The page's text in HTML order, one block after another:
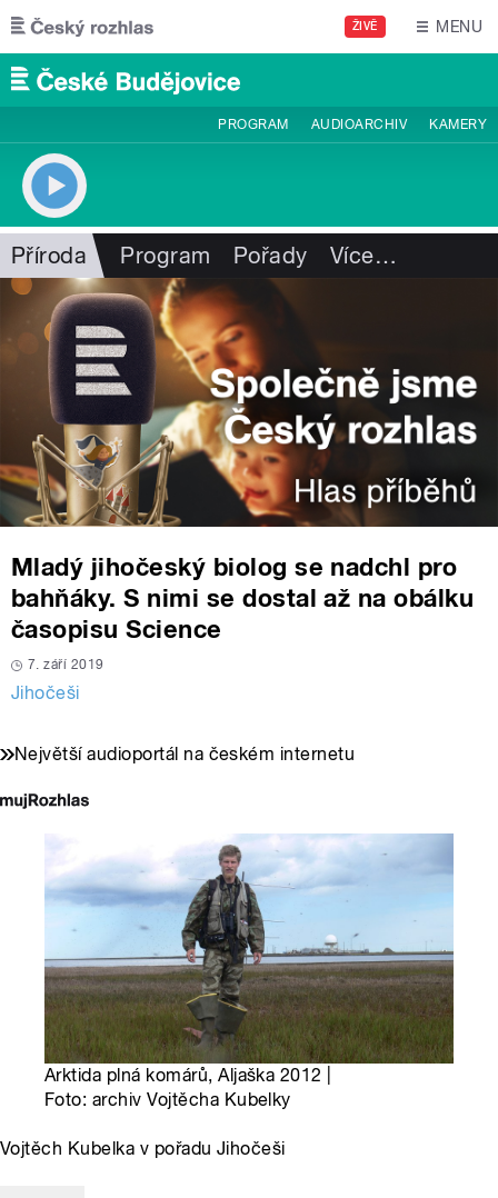
Přejít k hlavnímu obsahu
ŽIVĚ MENU
PROGRAM AUDIOARCHIV KAMERY
Příroda Program Pořady Více…
Mladý jihočeský biolog se nadchl pro
bahňáky. S nimi se dostal až na obálku
časopisu Science
7. září 2019
Jihočeši
Největší audioportál na českém internetu
Arktida plná komárů, Aljaška 2012 |
Foto: archiv Vojtěcha Kubelky
Vojtěch Kubelka v pořadu Jihočeši